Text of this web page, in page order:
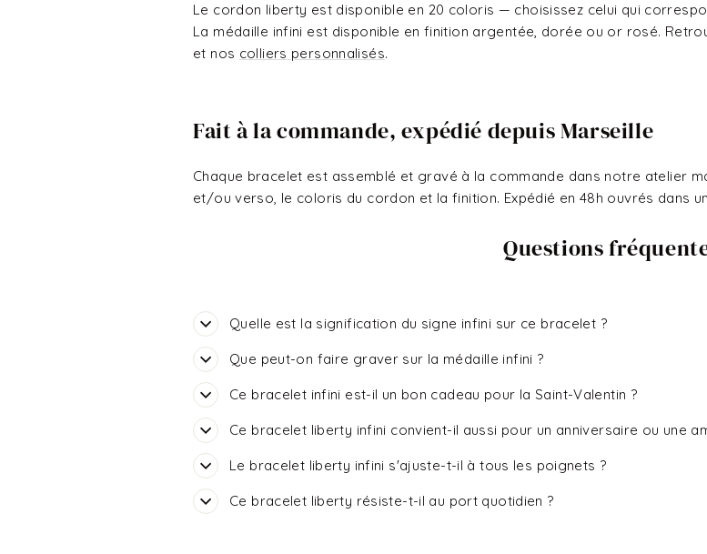
Le cordon liberty est disponible en 20 coloris — choisissez celui qui
La médaille infini est disponible en finition argentée, dorée ou or rosé.
et nos colliers personnalisés.
Fait à la commande, expédié depuis Marseille
Chaque bracelet est assemblé et gravé à la commande dans notre atelier
et/ou verso, le coloris du cordon et la finition. Expédié en 48h ouvrés dans
Questions
Quelle est la signification du signe infini sur ce bracelet ?
Que peut-on faire graver sur la médaille infini ?
Ce bracelet infini est-il un bon cadeau pour la Saint-Valentin ?
Ce bracelet liberty infini convient-il aussi pour un anniversaire ou une
Le bracelet liberty infini s'ajuste-t-il à tous les poignets ?
Ce bracelet liberty résiste-t-il au port quotidien ?